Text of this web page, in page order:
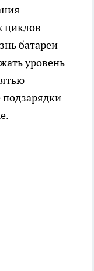
циклов
батареи
уровень